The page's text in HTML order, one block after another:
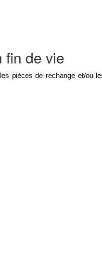
fin de vie
pièces de rechange et/